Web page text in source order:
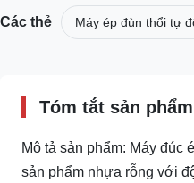
Các thẻ Máy ép đùn thổi tự
Tóm tắt sản phẩm
Mô tả sản phẩm: Máy đúc
sản phẩm nhựa rỗng với